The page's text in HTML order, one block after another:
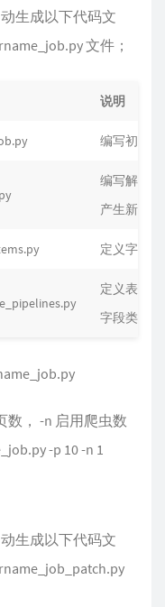
生成以下代码文
文件；
说明
编写初始
编写解析
产生新的
定义字段
定义表映
字段类型
数， -n 启用爬虫数
-p 10 -n 1
生成以下代码文